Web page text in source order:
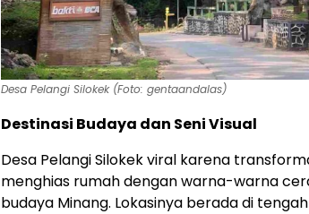
Desa Pelangi Silokek (Foto: gentaandalas)
Destinasi Budaya dan Seni Visual
Desa Pelangi Silokek viral karena
menghias rumah dengan warna-warna
budaya Minang. Lokasinya berada di